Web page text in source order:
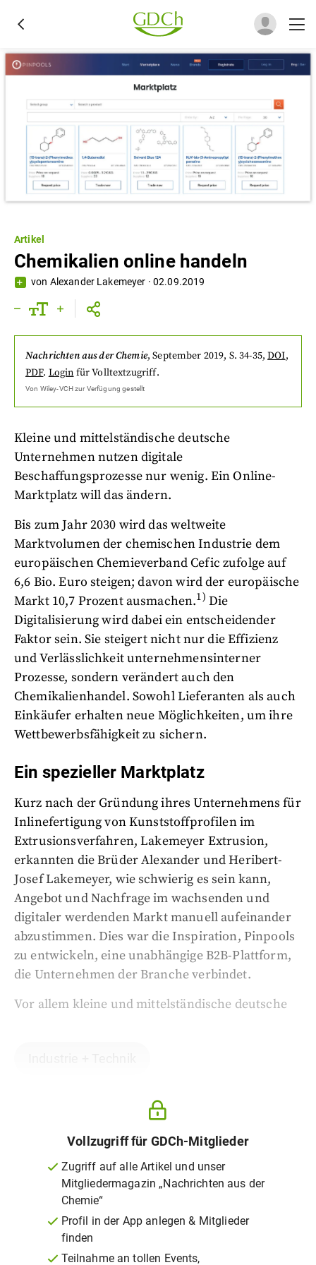
Artikel
Chemikalien online handeln
von Alexander Lakemeyer · 02.09.2019
Nachrichten aus der Chemie,September 2019, S. 34-35,DOI,
PDF. Login für Volltextzugriff.
Von Wiley-VCHzur Verfügung gestellt
Kleine und mittelständische deutsche
Unternehmen nutzen digitale
Beschaffungsprozesse nur wenig. Ein Online-
Marktplatz will das ändern.
Bis zum Jahr 2030 wird das weltweite
Marktvolumen der chemischen Industrie dem
europäischen Chemieverband Cefic zufolge auf
6,6 Bio. Euro steigen; davon wird der europäische
Markt 10,7 Prozent ausmachen.1) Die
Digitalisierung wird dabei ein entscheidender
Faktor sein. Sie steigert nicht nur die Effizienz
und Verlässlichkeit unternehmensinterner
Prozesse, sondern verändert auch den
Chemikalienhandel. Sowohl Lieferanten als auch
Einkäufer erhalten neue Möglichkeiten, um ihre
Wettbewerbsfähigkeit zu sichern.
Ein spezieller Marktplatz
Kurz nach der Gründung ihres Unternehmens für
Inlinefertigung von Kunststoffprofilen im
Extrusionsverfahren, Lakemeyer Extrusion,
erkannten die Brüder Alexander und Heribert-
Josef Lakemeyer, wie schwierig es sein kann,
Angebot und Nachfrage im wachsenden und
digitaler werdenden Markt manuell aufeinander
abzustimmen. Dies war die Inspiration, Pinpools
zu entwickeln, eine unabhängige B2B-Plattform,
die Unternehmen der Branche verbindet.
Vor allem kleine und mittelständische deutsche
Vollzugriff für GDCh-Mitglieder
Zugriff auf alle Artikel und unser
Mitgliedermagazin „Nachrichten aus der
Chemie“
Profil in der App anlegen & Mitglieder
finden
Teilnahme an tollen Events,